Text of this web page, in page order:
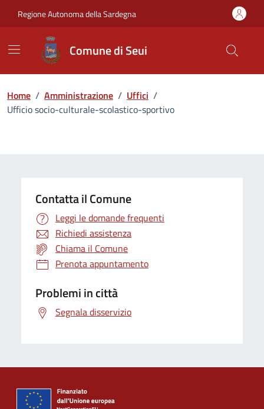
Regione Autonoma della Sardegna
Comune di Seui
Home / Amministrazione / Uffici /
Ufficio socio-culturale-scolastico-sportivo
Contatta il Comune
Leggi le domande frequenti
Richiedi assistenza
Chiama il Comune
Prenota appuntamento
Problemi in città
Segnala disservizio